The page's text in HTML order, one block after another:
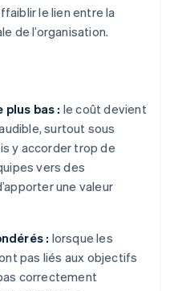
le lien entre la
de l’organisation.
plus bas : le coût devient
surtout sous
y accorder trop de
vers des
une valeur
: lorsque les
pas liés aux objectifs
correctement